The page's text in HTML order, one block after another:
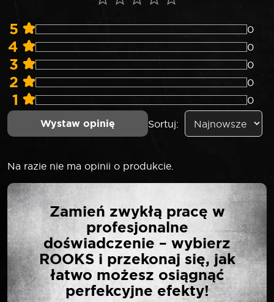
5 0
4 0
3 0
2 0
1 0
Wystaw opinię Sortuj:
Na razie nie ma opinii o produkcie.
NAPISZ PIERWSZĄ
OPINIĘ O „ROOKS
DETEKTOR CO2 TEST
SZCZELNOŚCI
USZCZELKI GŁOWICY
50ML”
Zamień zwykłą pracę w
profesjonalne
doświadczenie – wybierz
ROOKS i przekonaj się, jak
łatwo możesz osiągnąć
perfekcyjne efekty!